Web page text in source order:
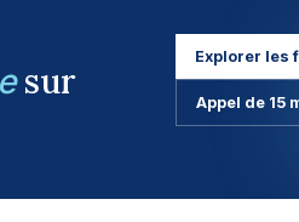
sur
Explorer les
Appel de 15